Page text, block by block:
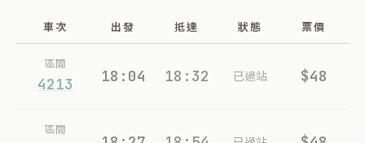
車次 出發 抵達 狀態 票價
區間
4213 18:04 18:32 已過站 $48
區間